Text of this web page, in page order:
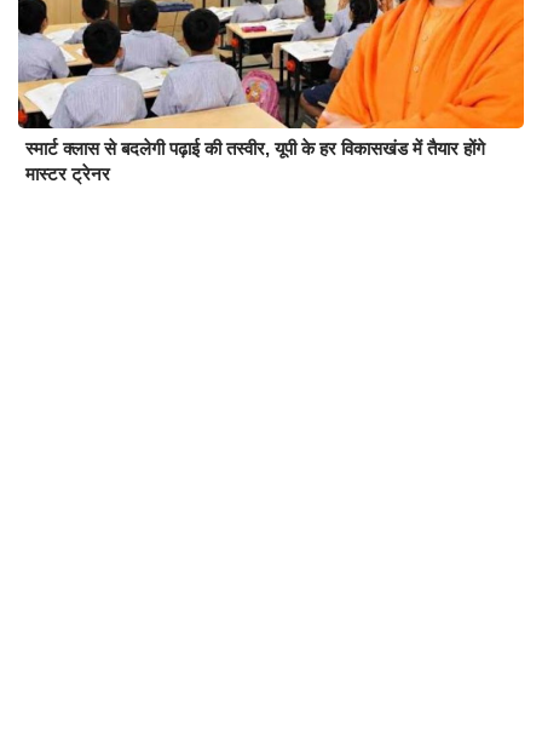
स्मार्ट क्लास से बदलेगी पढ़ाई की तस्वीर, यूपी के हर विकासखंड में तैयार होंगे
मास्टर ट्रेनर